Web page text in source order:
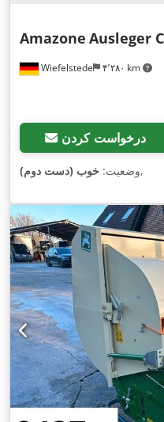
Wiefelstede ۴٬۲۸۰ km
Amazone Ausleger
درخواست کردن
وضعیت: خوب (دست دوم) ,